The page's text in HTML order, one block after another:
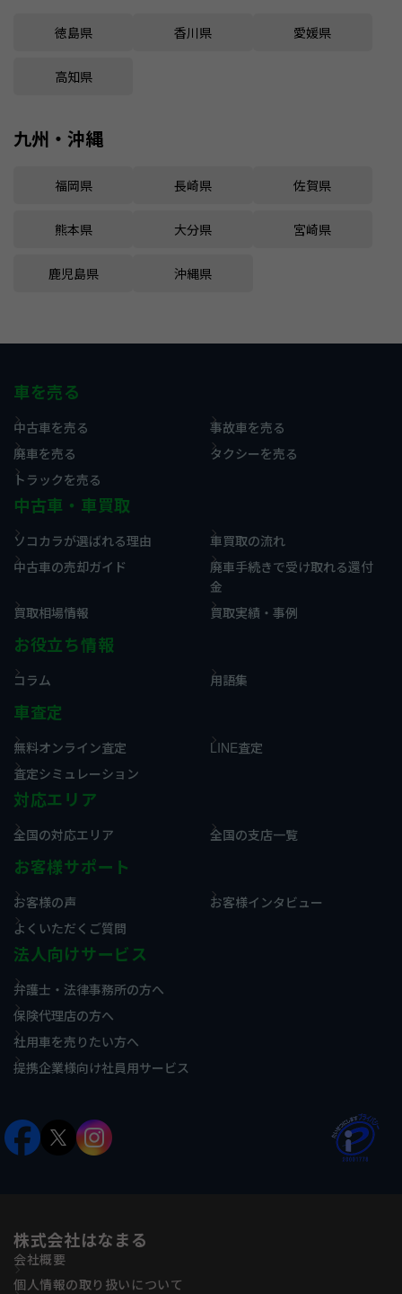
徳島県 香川県 愛媛県
高知県
九州・沖縄
福岡県 長崎県 佐賀県
熊本県 大分県 宮崎県
鹿児島県 沖縄県
車を売る
中古車を売る
事故車を売る
廃車を売る
タクシーを売る
トラックを売る
中古車・車買取
ソコカラが選ばれる理由
車買取の流れ
中古車の売却ガイド
廃車手続きで受け取れる還付
金
買取相場情報
買取実績・事例
お役立ち情報
コラム 用語集
車査定
無料オンライン査定
LINE査定
査定シミュレーション
対応エリア
全国の対応エリア 全国の支店一覧
お客様サポート
お客様の声
お客様インタビュー
よくいただくご質問
法人向けサービス
弁護士・法律事務所の方へ
保険代理店の方へ
社用車を売りたい方へ
提携企業様向け社員用サービス
株式会社はなまる
会社概要
個人情報の取り扱いについて